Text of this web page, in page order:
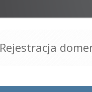
Rejestracja